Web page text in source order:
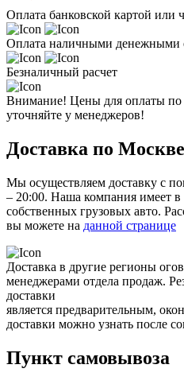
Оплата банковской картой или
Оплата наличными денежными
Безналичный расчет
Внимание! Цены для оплаты по
уточняйте у менеджеров!
Доставка по
Мы осуществляем доставку с
– 20:00. Наша компания имеет в
собственных грузовых авто.
вы можете на данной странице
Доставка в другие регионы
менеджерами отдела продаж.
доставки
является предварительным,
доставки можно узнать после
Пункт самовывоза